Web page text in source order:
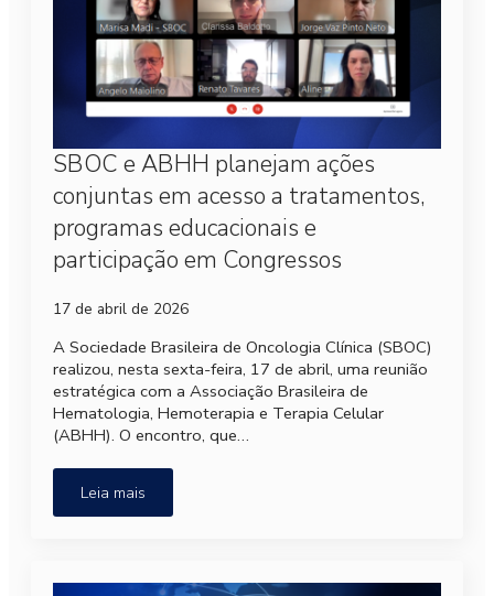
SBOC e ABHH planejam ações
conjuntas em acesso a tratamentos,
programas educacionais e
participação em Congressos
17 de abril de 2026
A Sociedade Brasileira de Oncologia Clínica (SBOC)
realizou, nesta sexta-feira, 17 de abril, uma reunião
estratégica com a Associação Brasileira de
Hematologia, Hemoterapia e Terapia Celular
(ABHH). O encontro, que…
Leia mais